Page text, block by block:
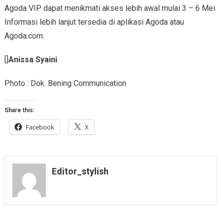
Agoda VIP dapat menikmati akses lebih awal mulai 3 – 6 Mei.
Informasi lebih lanjut tersedia di aplikasi Agoda atau
Agoda.com.
Anissa Syaini
Photo : Dok. Bening Communication
Share this:
Facebook X
Editor_stylish